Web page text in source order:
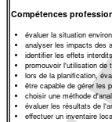
Compétences
évaluer la situation
analyser les impacts des
identifier les effets
promouvoir l'utilisation de
lors de la planification,
être capable de gérer les
choisir une méthode
évaluer les résultats de
effectuer un inventaire